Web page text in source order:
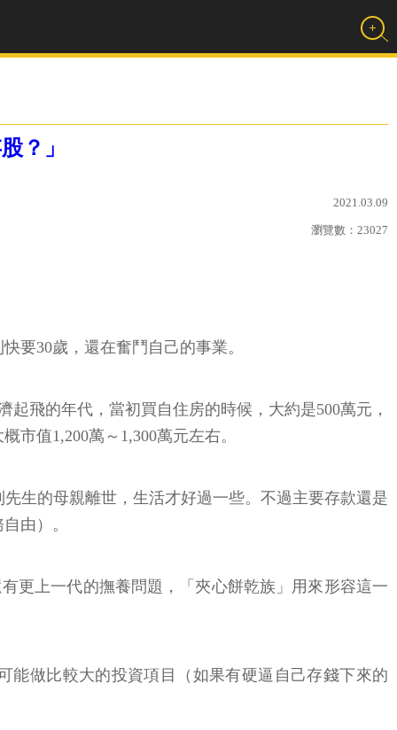
？」
2021.03.09
瀏覽數： 23027
要30歲，還在奮鬥自己的事業。
飛的年代，當初買自住房的時候，大約是500萬元，
市值1,200萬～1,300萬元左右。
生的母親離世，生活才好過一些。不過主要存款還是
由）。
更上一代的撫養問題，「夾心餅乾族」用來形容這一
做比較大的投資項目（如果有硬逼自己存錢下來的